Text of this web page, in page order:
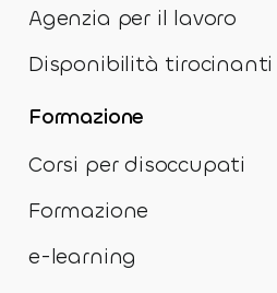
Agenzia per il lavoro
Disponibilità tirocinanti
Formazione
Corsi per disoccupati
Formazione
e-learning